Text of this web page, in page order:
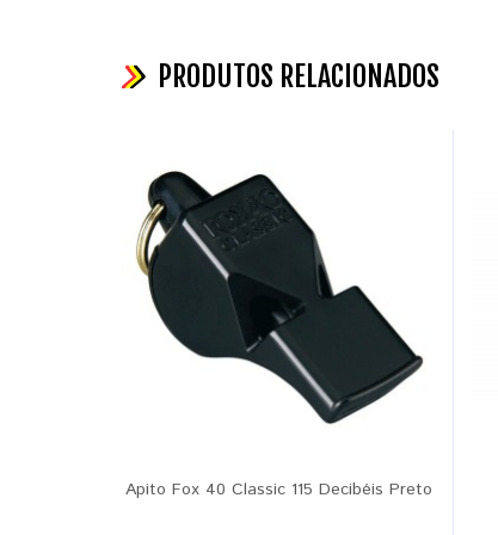
PRODUTOS RELACIONADOS
Apito Fox 40 Classic 115 Decibéis Preto